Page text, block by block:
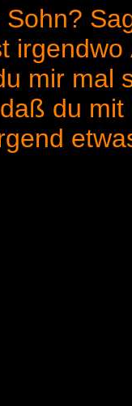
mir mal
du